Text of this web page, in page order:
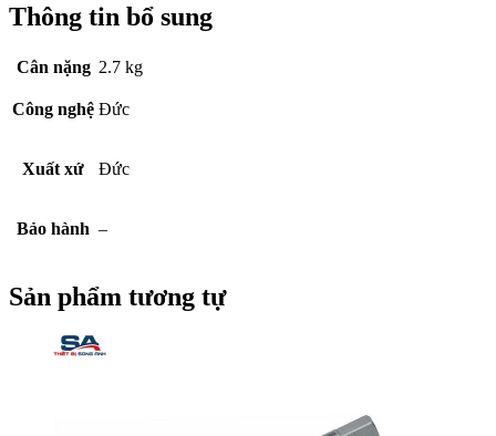
Thông tin bổ sung
Cân nặng 2.7 kg
Công nghệ Đức
Xuất xứ Đức
Bảo hành –
Sản phẩm tương tự